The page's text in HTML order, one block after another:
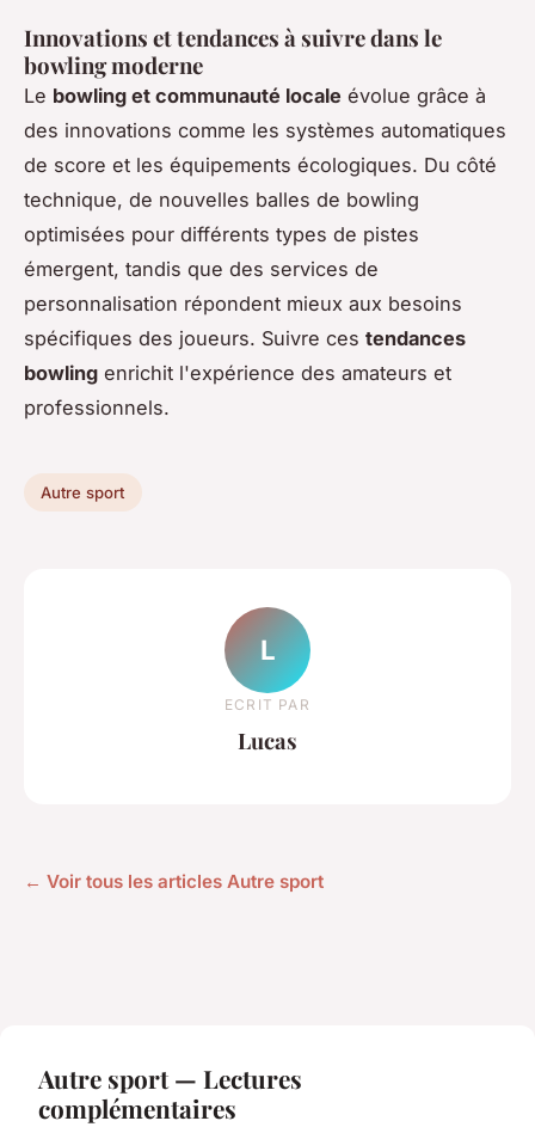
Innovations et tendances à suivre dans le
bowling moderne
Le bowling et communauté locale évolue grâce à
des innovations comme les systèmes automatiques
de score et les équipements écologiques. Du côté
technique, de nouvelles balles de bowling
optimisées pour différents types de pistes
émergent, tandis que des services de
personnalisation répondent mieux aux besoins
spécifiques des joueurs. Suivre ces tendances
bowling enrichit l'expérience des amateurs et
professionnels.
Autre sport
L
ECRIT PAR
Lucas
← Voir tous les articles Autre sport
Autre sport — Lectures
complémentaires